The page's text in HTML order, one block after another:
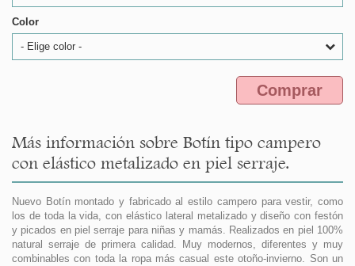
Color
- Elige color -
Comprar
Más información sobre Botín tipo campero
con elástico metalizado en piel serraje.
Nuevo Botín montado y fabricado al estilo campero para vestir, como
los de toda la vida, con elástico lateral metalizado y diseño con festón
y picados en piel serraje para niñas y mamás. Realizados en piel 100%
natural serraje de primera calidad. Muy modernos, diferentes y muy
combinables con toda la ropa más casual este otoño-invierno. Son un